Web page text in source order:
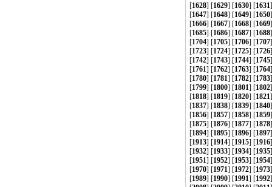
[1628] [1629] [1630] [1631
[1647] [1648] [1649] [1650
[1666] [1667] [1668] [1669
[1685] [1686] [1687] [1688
[1704] [1705] [1706] [1707
[1723] [1724] [1725] [1726
[1742] [1743] [1744] [1745
[1761] [1762] [1763] [1764
[1780] [1781] [1782] [1783
[1799] [1800] [1801] [1802
[1818] [1819] [1820] [1821
[1837] [1838] [1839] [1840
[1856] [1857] [1858] [1859
[1875] [1876] [1877] [1878
[1894] [1895] [1896] [1897
[1913] [1914] [1915] [1916
[1932] [1933] [1934] [1935
[1951] [1952] [1953] [1954
[1970] [1971] [1972] [1973
[1989] [1990] [1991] [1992